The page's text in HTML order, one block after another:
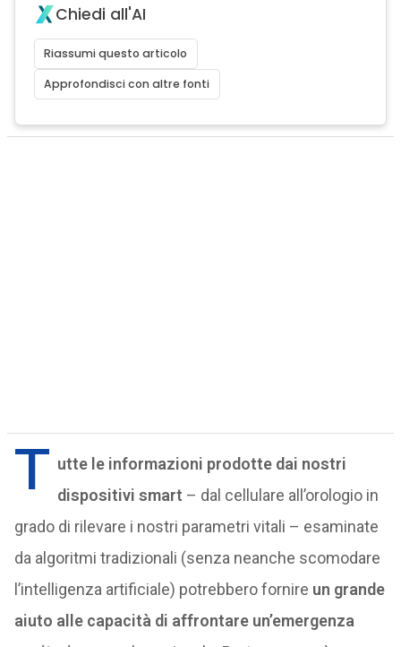
Chiedi all'AI
Riassumi questo articolo
Approfondisci con altre fonti
T utte le informazioni prodotte dai nostri
dispositivi smart – dal cellulare all’orologio in
grado di rilevare i nostri parametri vitali – esaminate
da algoritmi tradizionali (senza neanche scomodare
l’intelligenza artificiale) potrebbero fornire un grande
aiuto alle capacità di affrontare un’emergenza